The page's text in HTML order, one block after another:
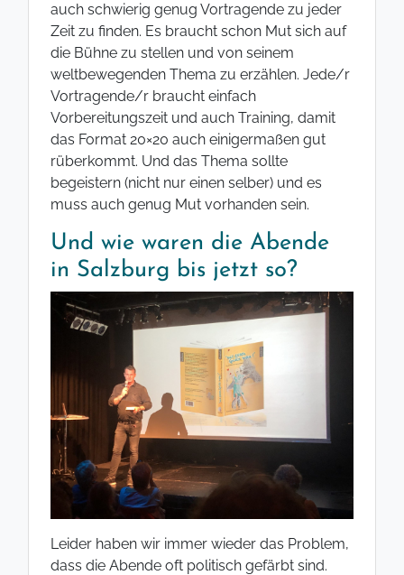
auch schwierig genug Vortragende zu jeder
Zeit zu finden. Es braucht schon Mut sich auf
die Bühne zu stellen und von seinem
weltbewegenden Thema zu erzählen. Jede/r
Vortragende/r braucht einfach
Vorbereitungszeit und auch Training, damit
das Format 20×20 auch einigermaßen gut
rüberkommt. Und das Thema sollte
begeistern (nicht nur einen selber) und es
muss auch genug Mut vorhanden sein.
Und wie waren die Abende
in Salzburg bis jetzt so?
Leider haben wir immer wieder das Problem,
dass die Abende oft politisch gefärbt sind.